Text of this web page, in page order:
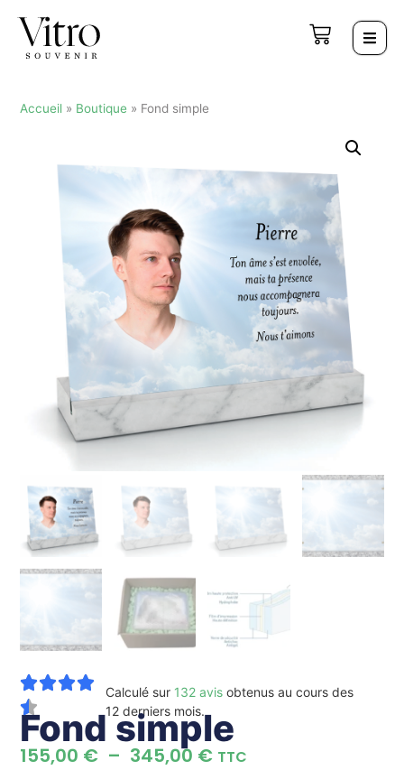
Accueil » Boutique » Fond simple
Calculé sur 132 avisobtenus au cours des
12 derniers mois.
Fond simple
155,00 € – 345,00 € TTC